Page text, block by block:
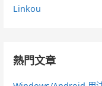
Linkou
熱門文章